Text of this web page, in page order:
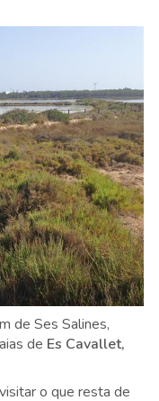
de Ses Salines,
de Es Cavallet,
o que resta de